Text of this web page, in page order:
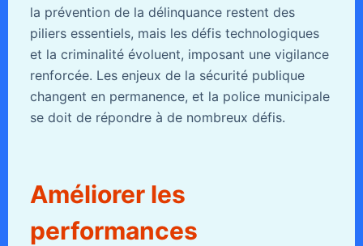
la prévention de la délinquance restent des
piliers essentiels, mais les défis technologiques
et la criminalité évoluent, imposant une vigilance
renforcée. Les enjeux de la sécurité publique
changent en permanence, et la police municipale
se doit de répondre à de nombreux défis.
Améliorer les
performances